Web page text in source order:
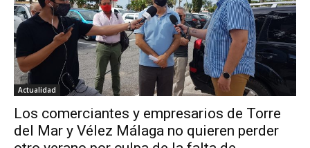
Actualidad
Los comerciantes y empresarios de Torre
del Mar y Vélez Málaga no quieren perder